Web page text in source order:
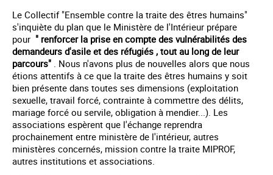
Le Collectif "Ensemble contre la traite des êtres humains"
s'inquiète du plan que le Ministère de l'Intérieur prépare
pour " renforcer la prise en compte des vulnérabilités des
demandeurs d'asile et des réfugiés , tout au long de leur
parcours" . Nous n'avons plus de nouvelles alors que nous
étions attentifs à ce que la traite des êtres humains y soit
bien présente dans toutes ses dimensions (exploitation
sexuelle, travail forcé, contrainte à commettre des délits,
mariage forcé ou servile, obligation à mendier...). Les
associations espèrent que l'échange reprendra
prochainement entre ministère de l'intérieur, autres
ministères concernés, mission contre la traite MIPROF,
autres institutions et associations.